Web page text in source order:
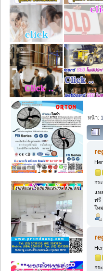
หน้า: 1
#
กร
แห
ฟรี
ให
กร